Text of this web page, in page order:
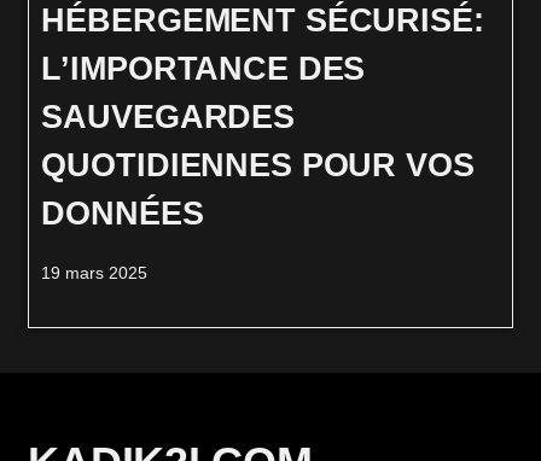
HÉBERGEMENT SÉCURISÉ:
L’IMPORTANCE DES
SAUVEGARDES
QUOTIDIENNES POUR VOS
DONNÉES
19 mars 2025